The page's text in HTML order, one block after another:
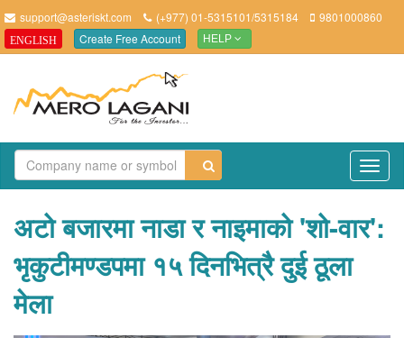
support@asteriskt.com (+977) 01-5315101/5315184 9801000860
ENGLISH Create Free Account HELP
अटो बजारमा नाडा र नाइमाको 'शो-वार':
भृकुटीमण्डपमा १५ दिनभित्रै दुई ठूला
मेला